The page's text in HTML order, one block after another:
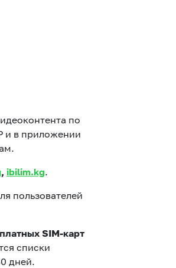
по
и в приложении
, ibilim.kg.
пользователей
SIM-карт
списки
дней.